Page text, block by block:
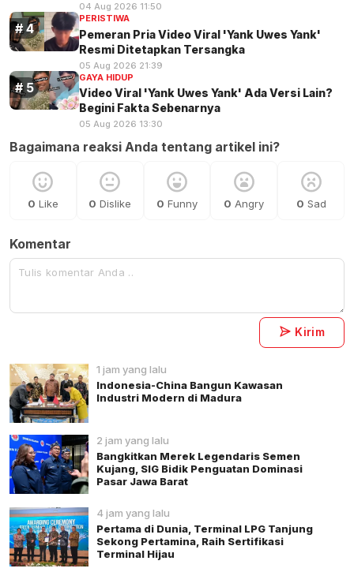
04 Aug 2026 11:50
PERISTIWA
Pemeran Pria Video Viral 'Yank Uwes Yank'
Resmi Ditetapkan Tersangka
05 Aug 2026 21:39
GAYA HIDUP
Video Viral 'Yank Uwes Yank' Ada Versi Lain?
Begini Fakta Sebenarnya
05 Aug 2026 13:30
Bagaimana reaksi Anda tentang artikel ini?
0 Like 0 Dislike 0 Funny 0 Angry 0 Sad
Komentar
Kirim
1 jam yang lalu
Indonesia-China Bangun Kawasan
Industri Modern di Madura
2 jam yang lalu
Bangkitkan Merek Legendaris Semen
Kujang, SIG Bidik Penguatan Dominasi
Pasar Jawa Barat
4 jam yang lalu
Pertama di Dunia, Terminal LPG Tanjung
Sekong Pertamina, Raih Sertifikasi
Terminal Hijau